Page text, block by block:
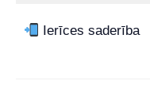
Ierīces saderība